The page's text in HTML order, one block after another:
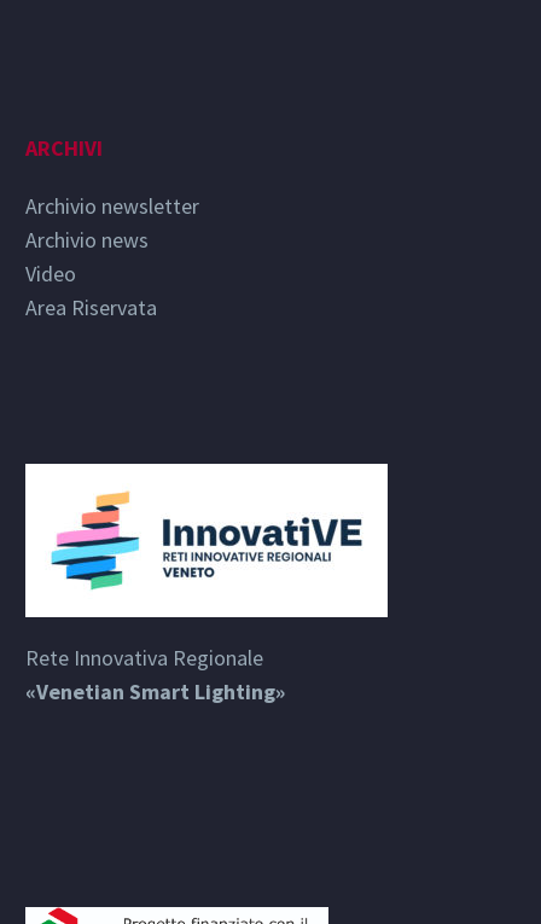
ARCHIVI
Archivio newsletter
Archivio news
Video
Area Riservata
Rete Innovativa Regionale
«Venetian Smart Lighting»